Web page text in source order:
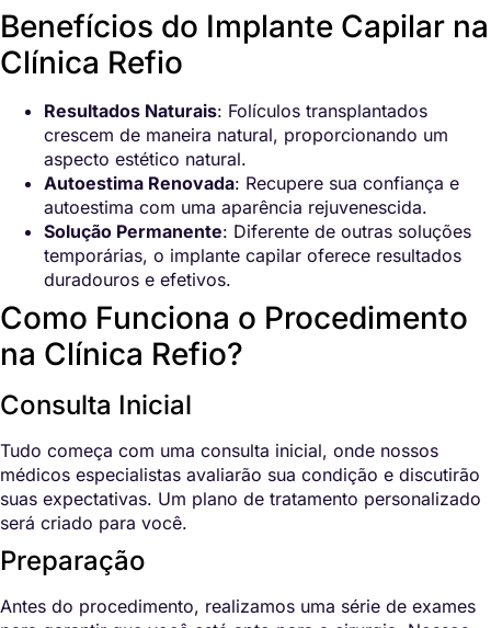
Benefícios do Implante Capilar na
Clínica Refio
Resultados Naturais: Folículos transplantados
crescem de maneira natural, proporcionando um
aspecto estético natural.
Autoestima Renovada: Recupere sua confiança e
autoestima com uma aparência rejuvenescida.
Solução Permanente: Diferente de outras soluções
temporárias, o implante capilar oferece resultados
duradouros e efetivos.
Como Funciona o Procedimento
na Clínica Refio?
Consulta Inicial
Tudo começa com uma consulta inicial, onde nossos
médicos especialistas avaliarão sua condição e discutirão
suas expectativas. Um plano de tratamento personalizado
será criado para você.
Preparação
Antes do procedimento, realizamos uma série de exames